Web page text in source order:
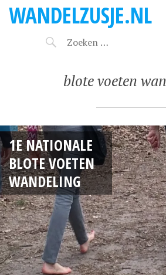
WANDELZUSJE.NL
blote voeten
1E NATIONALE
BLOTE VOETEN
WANDELING